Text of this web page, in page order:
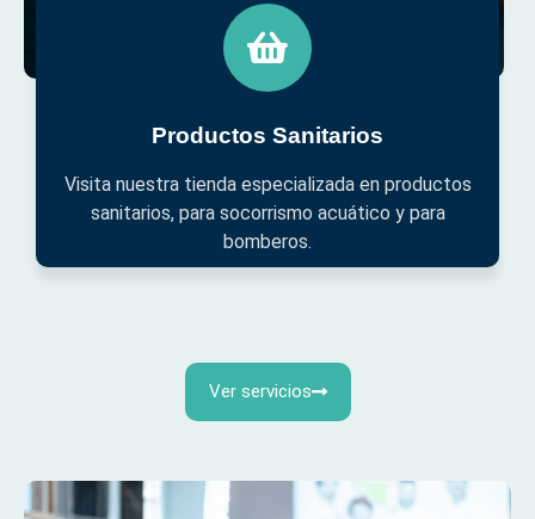
Productos Sanitarios
Visita nuestra tienda especializada en productos
sanitarios, para socorrismo acuático y para
bomberos.
Ver servicios